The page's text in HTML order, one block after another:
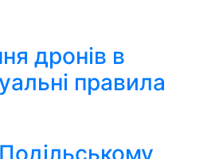
дронів в
правила